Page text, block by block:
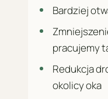
Bardziej
pracujemy
Redukcja
okolicy oka